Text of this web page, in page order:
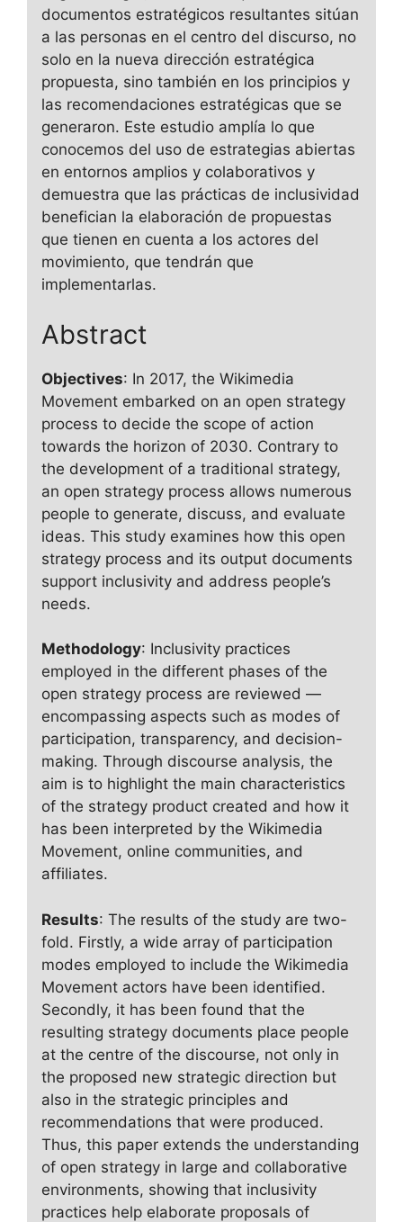
documentos estratégicos resultantes sitúan
a las personas en el centro del discurso, no
solo en la nueva dirección estratégica
propuesta, sino también en los principios y
las recomendaciones estratégicas que se
generaron. Este estudio amplía lo que
conocemos del uso de estrategias abiertas
en entornos amplios y colaborativos y
demuestra que las prácticas de inclusividad
benefician la elaboración de propuestas
que tienen en cuenta a los actores del
movimiento, que tendrán que
implementarlas.
Abstract
Objectives: In 2017, the Wikimedia
Movement embarked on an open strategy
process to decide the scope of action
towards the horizon of 2030. Contrary to
the development of a traditional strategy,
an open strategy process allows numerous
people to generate, discuss, and evaluate
ideas. This study examines how this open
strategy process and its output documents
support inclusivity and address people’s
needs.
Methodology: Inclusivity practices
employed in the different phases of the
open strategy process are reviewed —
encompassing aspects such as modes of
participation, transparency, and decision-
making. Through discourse analysis, the
aim is to highlight the main characteristics
of the strategy product created and how it
has been interpreted by the Wikimedia
Movement, online communities, and
affiliates.
Results: The results of the study are two-
fold. Firstly, a wide array of participation
modes employed to include the Wikimedia
Movement actors have been identified.
Secondly, it has been found that the
resulting strategy documents place people
at the centre of the discourse, not only in
the proposed new strategic direction but
also in the strategic principles and
recommendations that were produced.
Thus, this paper extends the understanding
of open strategy in large and collaborative
environments, showing that inclusivity
practices help elaborate proposals of